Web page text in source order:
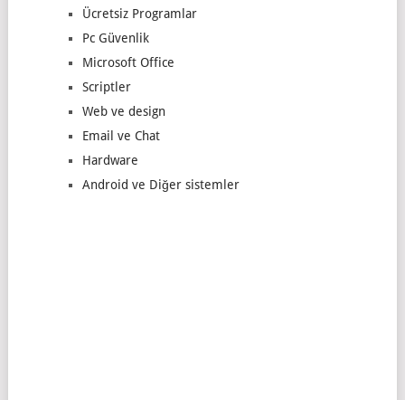
Ücretsiz Programlar
Pc Güvenlik
Microsoft Office
Scriptler
Web ve design
Email ve Chat
Hardware
Android ve Diğer sistemler